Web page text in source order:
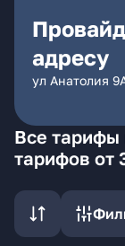
адресу
ул Анатолия
Все тарифы
тарифов от